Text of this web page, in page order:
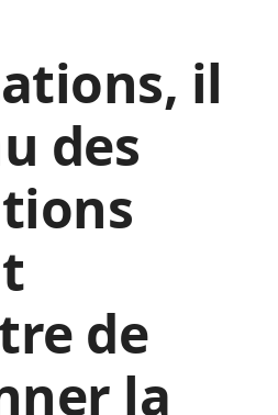
il
des
de
la